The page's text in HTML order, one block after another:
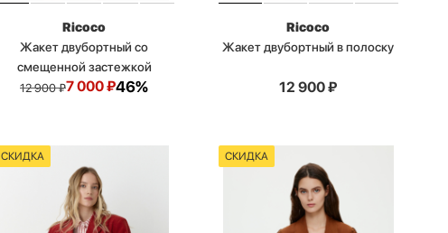
Ricoco
Жакет двубортный со
смещенной застежкой
12 900₽7 000₽46%
Ricoco
Жакет двубортный в полоску
12 900₽
СКИДКА СКИДКА